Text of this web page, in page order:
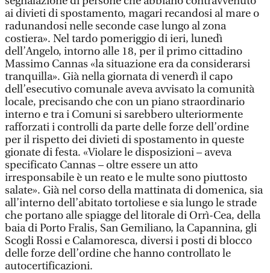
ai divieti di spostamento, magari recandosi al mare o
radunandosi nelle seconde case lungo al zona
costiera». Nel tardo pomeriggio di ieri, lunedì
dell’Angelo, intorno alle 18, per il primo cittadino
Massimo Cannas «la situazione era da considerarsi
tranquilla». Già nella giornata di venerdì il capo
dell’esecutivo comunale aveva avvisato la comunità
locale, precisando che con un piano straordinario
interno e tra i Comuni si sarebbero ulteriormente
rafforzati i controlli da parte delle forze dell’ordine
per il rispetto dei divieti di spostamento in queste
gionate di festa. «Violare le disposizioni – aveva
specificato Cannas – oltre essere un atto
irresponsabile è un reato e le multe sono piuttosto
salate». Già nel corso della mattinata di domenica, sia
all’interno dell’abitato tortoliese e sia lungo le strade
che portano alle spiagge del litorale di Orrì-Cea, della
baia di Porto Fralis, San Gemiliano, la Capannina, gli
Scogli Rossi e Calamoresca, diversi i posti di blocco
delle forze dell’ordine che hanno controllato le
autocertificazioni.